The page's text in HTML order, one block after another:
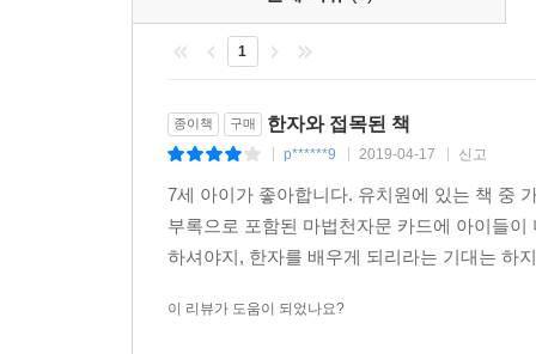
서울신문 선정 ‘소비자만족 히트 상품’
인터파크 독자 선정 ‘2013 골든북 어워즈’ 어린이
1
종이책 구매 한자와 접목된 책
p******9 2019-04-17 신고
7세 아이가 좋아합니다. 유치원에 있는 책 중
부록으로 포함된 마법천자문 카드에 아이들
하셔야지, 한자를 배우게 되리라는 기대는 하
이 리뷰가 도움이 되었나요?